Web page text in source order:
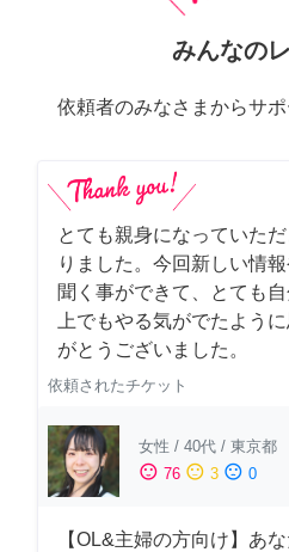
みんなの
依頼者のみなさまからサ
とても親身になっていた
りました。今回新しい情
聞く事ができて、とても
上でもやる気がでたよう
がとうございました。
依頼されたチケット
女性 / 40代 / 東京都
sentiment_satisfied 76 sentiment_neutral 3 sentiment_dissatisfied 0
【OL&主婦の方向け】あ